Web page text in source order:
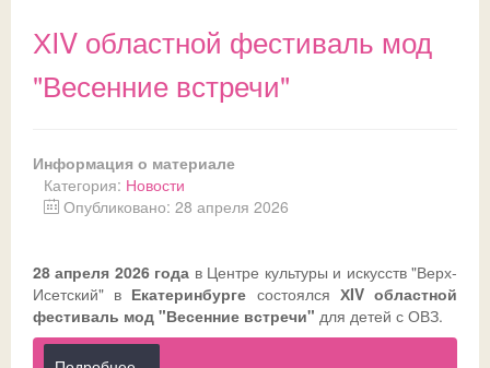
ХIV областной фестиваль мод
"Весенние встречи"
Информация о материале
Категория: Новости
Опубликовано: 28 апреля 2026
28 апреля 2026 года в Центре культуры и искусств "Верх-
Исетский" в Екатеринбурге состоялся ХIV областной
фестиваль мод "Весенние встречи" для детей с ОВЗ.